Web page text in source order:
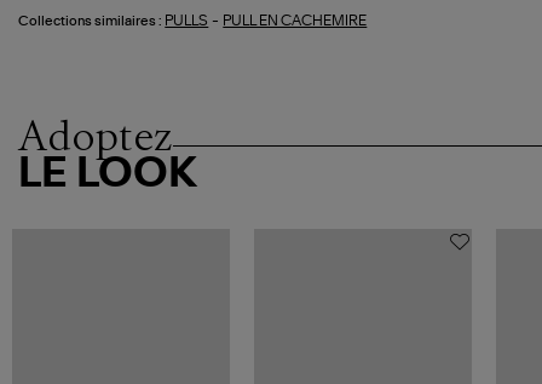
Collections similaires : PULLS - PULL EN CACHEMIRE
Adoptez
LE LOOK